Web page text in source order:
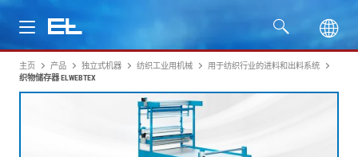
产品
主页 产品 独立式机器 纺织工业用机械
用于纺织行业的进料和出料系统
织物储存器 ELWEBTEX